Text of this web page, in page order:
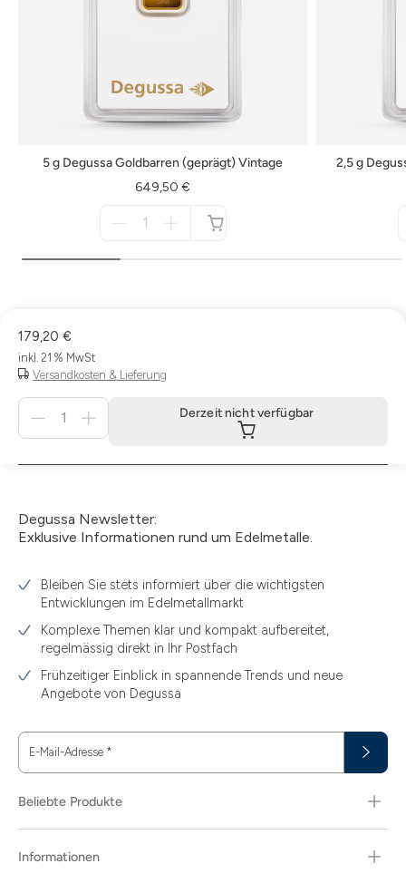
5 g Degussa Goldbarren (geprägt) Vintage
649,50 €
verfügbar
2,5 g
179,20 €
inkl. 21 % MwSt
Versandkosten & Lieferung
Derzeit
verfügbar
Derzeit nicht verfügbar
Degussa Newsletter:
Exklusive Informationen rund um Edelmetalle.
Bleiben Sie stets informiert über die wichtigsten
Entwicklungen im Edelmetallmarkt
Komplexe Themen klar und kompakt aufbereitet,
regelmässig direkt in Ihr Postfach
Frühzeitiger Einblick in spannende Trends und neue
Angebote von Degussa
E-Mail-Adresse *
Beliebte Produkte
Informationen